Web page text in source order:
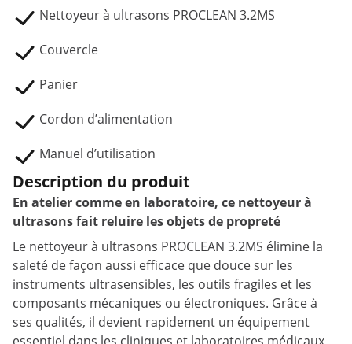
Nettoyeur à ultrasons PROCLEAN 3.2MS
Couvercle
Panier
Cordon d’alimentation
Manuel d’utilisation
Description du produit
En atelier comme en laboratoire, ce nettoyeur à
ultrasons fait reluire les objets de propreté
Le nettoyeur à ultrasons PROCLEAN 3.2MS élimine la
saleté de façon aussi efficace que douce sur les
instruments ultrasensibles, les outils fragiles et les
composants mécaniques ou électroniques. Grâce à
ses qualités, il devient rapidement un équipement